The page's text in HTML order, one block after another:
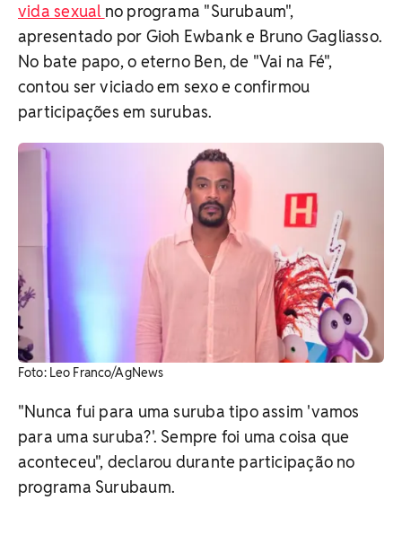
vida sexual no programa "Surubaum",
apresentado por Gioh Ewbank e Bruno Gagliasso.
No bate papo, o eterno Ben, de "Vai na Fé",
contou ser viciado em sexo e confirmou
participações em surubas.
Foto: Leo Franco/AgNews
"Nunca fui para uma suruba tipo assim 'vamos
para uma suruba?'. Sempre foi uma coisa que
aconteceu", declarou durante participação no
programa Surubaum.